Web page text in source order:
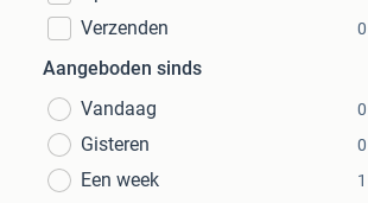
Verzenden 0
Aangeboden sinds
Vandaag
0
Gisteren 0
Een week 1